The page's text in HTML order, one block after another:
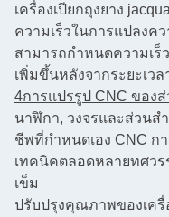
เครื่องเปียกถุงยาง
ความเร็วในการแปลงค
สามารถกําหนดความเร็
เพิ่มขึ้นหลังจากระยะเว
4การแปรรูป CNC ของ
นาฬิกา, วงจรและส่วน
ชีพที่กําหนดเอง CNC ก
เทคนิคตลอดหลายทศว
เข็ม
ปรับปรุงคุณภาพของเครื่